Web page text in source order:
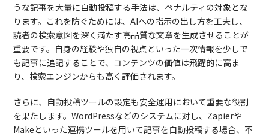
うな記事を大量に自動投稿する手法は、ペナルティの対象とな
ります。これを防ぐためには、AIへの指示の出し方を工夫し、
読者の検索意図を深く満たす高品質な文章を生成させることが
重要です。自身の経験や独自の視点といった一次情報を少しで
も記事に追記することで、コンテンツの価値は飛躍的に高ま
り、検索エンジンからも高く評価されます。
さらに、自動投稿ツールの設定も安全運用において重要な役割
を果たします。WordPressなどのシステムに対し、Zapierや
Makeといった連携ツールを用いて記事を自動投稿する場合、不